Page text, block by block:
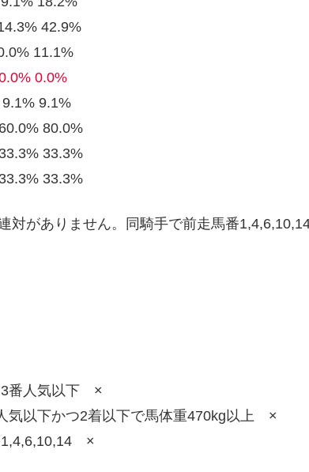
42.9%
11.1%
0.0%
9.1%
80.0%
33.3%
33.3%
対がありません。同騎手で前走馬番
3番人気以下 ×
気以下かつ2着以下で馬体重470kg以上 ×
1,4,6,10,14 ×